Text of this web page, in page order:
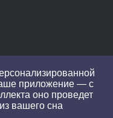
приложение — с
оно проведет
вашего сна